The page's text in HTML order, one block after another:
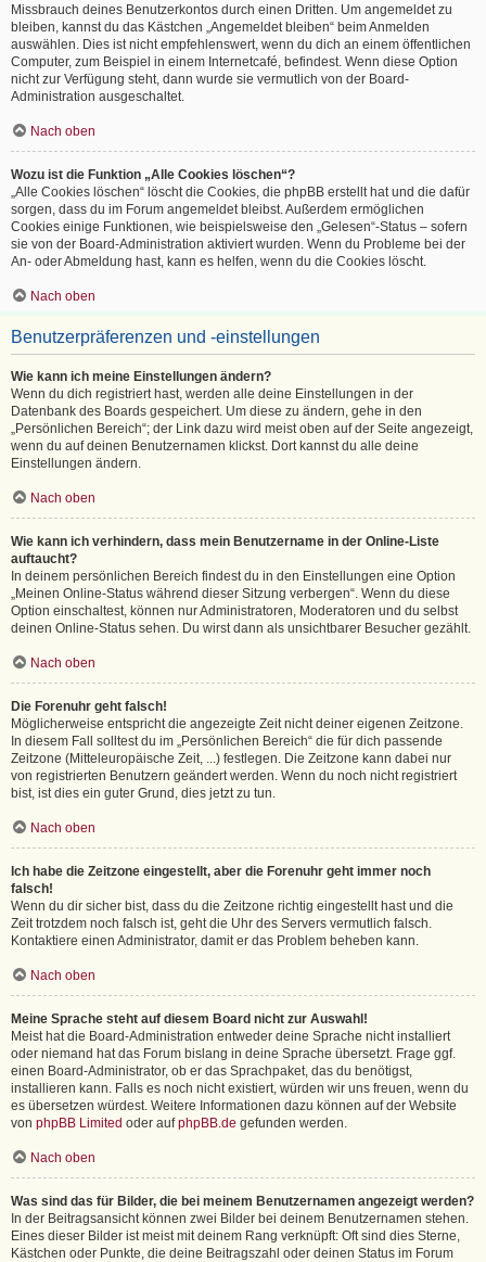
Missbrauch deines Benutzerkontos durch einen Dritten. Um angemeldet zu
bleiben, kannst du das Kästchen „Angemeldet bleiben“ beim Anmelden
auswählen. Dies ist nicht empfehlenswert, wenn du dich an einem öffentlichen
Computer, zum Beispiel in einem Internetcafé, befindest. Wenn diese Option
nicht zur Verfügung steht, dann wurde sie vermutlich von der Board-
Administration ausgeschaltet.
Nach oben
Wozu ist die Funktion „Alle Cookies löschen“?
„Alle Cookies löschen“ löscht die Cookies, die phpBB erstellt hat und die dafür
sorgen, dass du im Forum angemeldet bleibst. Außerdem ermöglichen
Cookies einige Funktionen, wie beispielsweise den „Gelesen“-Status – sofern
sie von der Board-Administration aktiviert wurden. Wenn du Probleme bei der
An- oder Abmeldung hast, kann es helfen, wenn du die Cookies löscht.
Nach oben
Benutzerpräferenzen und -einstellungen
Wie kann ich meine Einstellungen ändern?
Wenn du dich registriert hast, werden alle deine Einstellungen in der
Datenbank des Boards gespeichert. Um diese zu ändern, gehe in den
„Persönlichen Bereich“; der Link dazu wird meist oben auf der Seite angezeigt,
wenn du auf deinen Benutzernamen klickst. Dort kannst du alle deine
Einstellungen ändern.
Nach oben
Wie kann ich verhindern, dass mein Benutzername in der Online-Liste
auftaucht?
In deinem persönlichen Bereich findest du in den Einstellungen eine Option
„Meinen Online-Status während dieser Sitzung verbergen“. Wenn du diese
Option einschaltest, können nur Administratoren, Moderatoren und du selbst
deinen Online-Status sehen. Du wirst dann als unsichtbarer Besucher gezählt.
Nach oben
Die Forenuhr geht falsch!
Möglicherweise entspricht die angezeigte Zeit nicht deiner eigenen Zeitzone.
In diesem Fall solltest du im „Persönlichen Bereich“ die für dich passende
Zeitzone (Mitteleuropäische Zeit, ...) festlegen. Die Zeitzone kann dabei nur
von registrierten Benutzern geändert werden. Wenn du noch nicht registriert
bist, ist dies ein guter Grund, dies jetzt zu tun.
Nach oben
Ich habe die Zeitzone eingestellt, aber die Forenuhr geht immer noch
falsch!
Wenn du dir sicher bist, dass du die Zeitzone richtig eingestellt hast und die
Zeit trotzdem noch falsch ist, geht die Uhr des Servers vermutlich falsch.
Kontaktiere einen Administrator, damit er das Problem beheben kann.
Nach oben
Meine Sprache steht auf diesem Board nicht zur Auswahl!
Meist hat die Board-Administration entweder deine Sprache nicht installiert
oder niemand hat das Forum bislang in deine Sprache übersetzt. Frage ggf.
einen Board-Administrator, ob er das Sprachpaket, das du benötigst,
installieren kann. Falls es noch nicht existiert, würden wir uns freuen, wenn du
es übersetzen würdest. Weitere Informationen dazu können auf der Website
von phpBB Limited oder aufphpBB.de gefunden werden.
Nach oben
Was sind das für Bilder, die bei meinem Benutzernamen angezeigt werden?
In der Beitragsansicht können zwei Bilder bei deinem Benutzernamen stehen.
Eines dieser Bilder ist meist mit deinem Rang verknüpft: Oft sind dies Sterne,
Kästchen oder Punkte, die deine Beitragszahl oder deinen Status im Forum